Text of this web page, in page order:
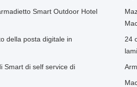
Smart Outdoor Hotel
della posta digitale in
Smart di self service di
24